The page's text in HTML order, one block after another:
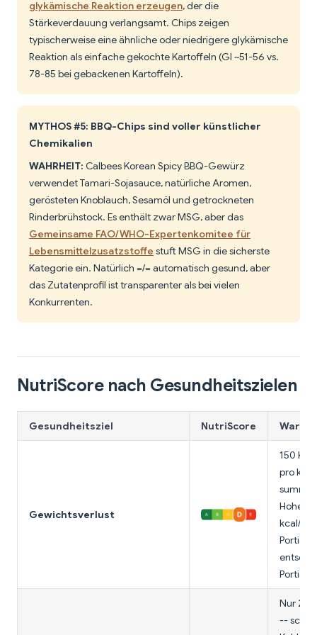
glykämische Reaktion erzeugen, der die
Stärkeverdauung verlangsamt. Chips zeigen
typischerweise eine ähnliche oder niedrigere glykämische
Reaktion als einfache gekochte Kartoffeln (GI ~51-56 vs.
78-85 bei gebackenen Kartoffeln).
MYTHOS #5: BBQ-Chips sind voller künstlicher
Chemikalien
WAHRHEIT: Calbees Korean Spicy BBQ-Gewürz
verwendet Tamari-Sojasauce, natürliche Aromen,
gerösteten Knoblauch, Sesamöl und getrockneten
Rinderbrühstock. Es enthält zwar MSG, aber das
Gemeinsame FAO/WHO-Expertenkomitee für
Lebensmittelzusatzstoffe stuft MSG in die sicherste
Kategorie ein. Natürlich =/= automatisch gesund, aber
das Zutatenprofil ist transparenter als bei vielen
Konkurrenten.
NutriScore nach Gesundheitszielen
Gesundheitsziel NutriScore
Gewichtsverlust
150
pro
Hohe
kcal/
Portion
Nur 2 g
--